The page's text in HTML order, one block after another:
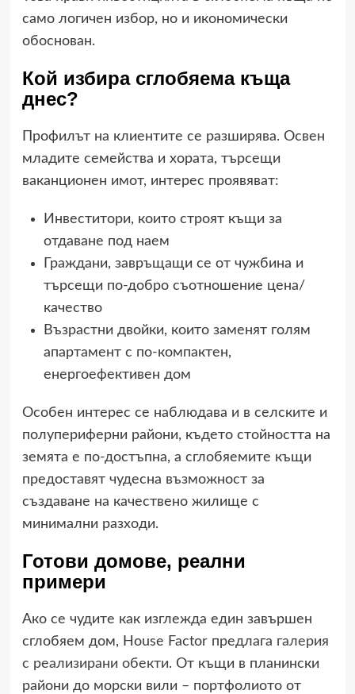
само логичен избор, но и икономически
обоснован.
Кой избира сглобяема къща
днес?
Профилът на клиентите се разширява. Освен
младите семейства и хората, търсещи
ваканционен имот, интерес проявяват:
Инвеститори, които строят къщи за
отдаване под наем
Граждани, завръщащи се от чужбина и
търсещи по-добро съотношение цена/
качество
Възрастни двойки, които заменят голям
апартамент с по-компактен,
енергоефективен дом
Особен интерес се наблюдава и в селските и
полупериферни райони, където стойността на
земята е по-достъпна, а сглобяемите къщи
предоставят чудесна възможност за
създаване на качествено жилище с
минимални разходи.
Готови домове, реални
примери
Ако се чудите как изглежда един завършен
сглобяем дом, House Factor предлага галерия
с реализирани обекти. От къщи в планински
райони до морски вили – портфолиото от